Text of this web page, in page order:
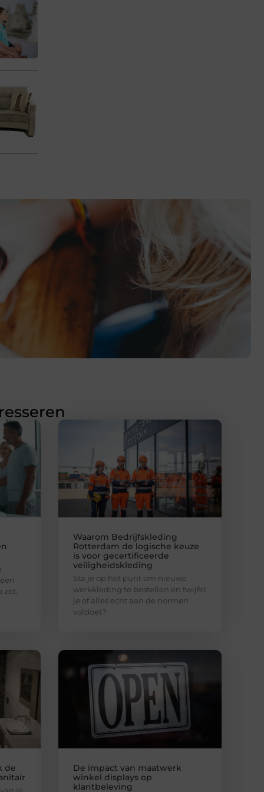
zet,
Waarom Bedrijfskleding
Rotterdam de logische keuze
is voor gecertificeerde
veiligheidskleding
Sta je op het punt om nieuwe
werkkleding te bestellen en twijfel
je of alles echt aan de normen
voldoet?
de
je
De impact van maatwerk
winkel displays op
klantbeleving